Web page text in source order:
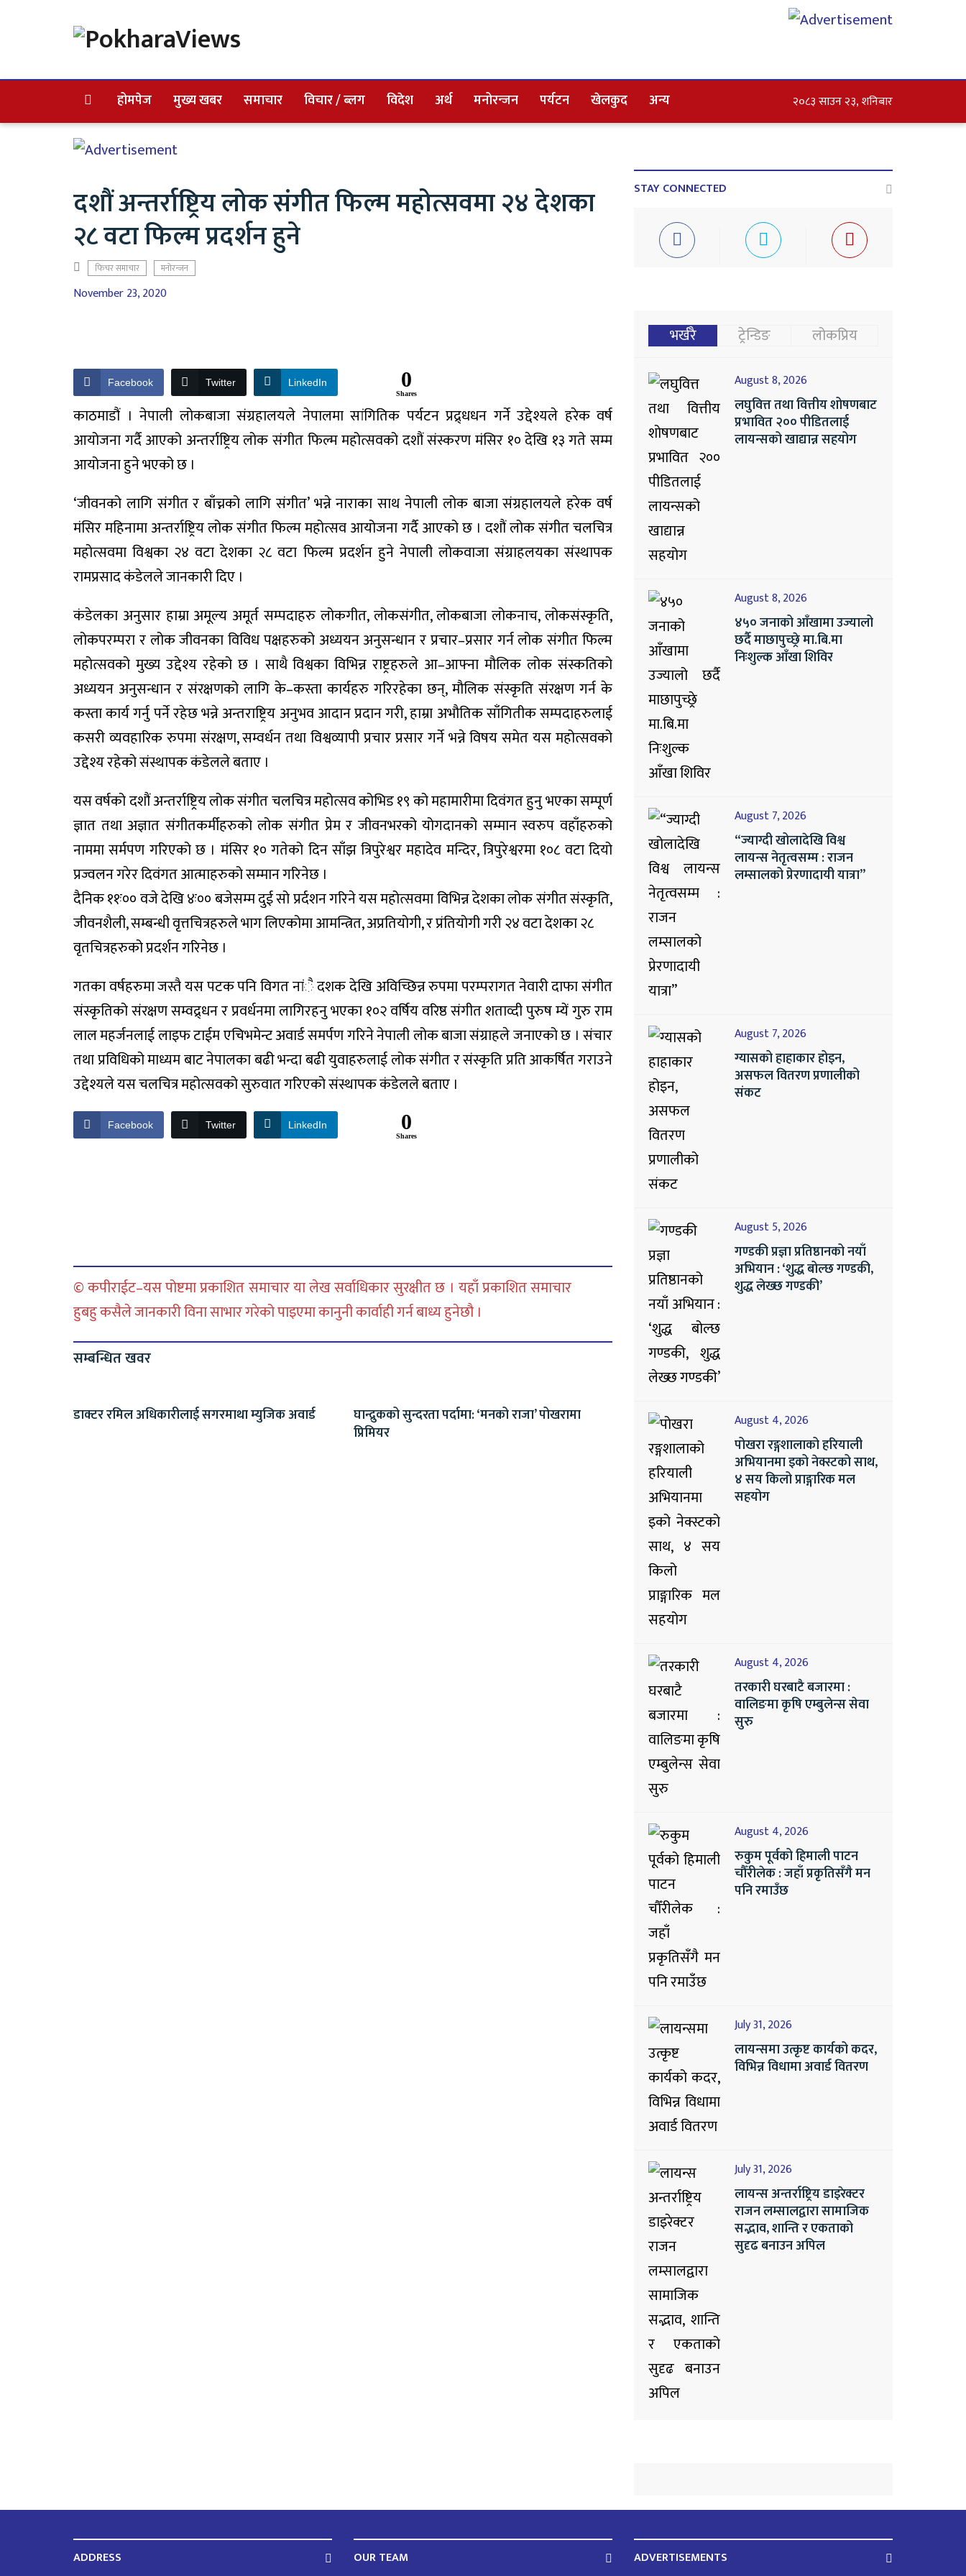
होमपेज मुख्य खबर समाचार विचार / ब्लग विदेश अर्थ मनोरन्जन पर्यटन खेलकुद अन्य २०८३ साउन २३, शनिबार
दशौं अन्तर्राष्ट्रिय लोक संगीत फिल्म महोत्सवमा २४ देशका
२८ वटा फिल्म प्रदर्शन हुने
फिचर समाचार मनोरन्जन
November 23, 2020
Facebook Twitter LinkedIn 0
Shares
काठमाडौं । नेपाली लोकबाजा संग्रहालयले नेपालमा सांगितिक पर्यटन प्रद्र्धधन गर्ने उद्देश्यले हरेक वर्ष
आयोजना गर्दै आएको अन्तर्राष्ट्रिय लोक संगीत फिल्म महोत्सवको दशौं संस्करण मंसिर १० देखि १३ गते सम्म
आयोजना हुने भएको छ ।
‘जीवनको लागि संगीत र बाँच्नको लागि संगीत’ भन्ने नाराका साथ नेपाली लोक बाजा संग्रहालयले हरेक वर्ष
मंसिर महिनामा अन्तर्राष्ट्रिय लोक संगीत फिल्म महोत्सव आयोजना गर्दै आएको छ । दशौं लोक संगीत चलचित्र
महोत्सवमा विश्वका २४ वटा देशका २८ वटा फिल्म प्रदर्शन हुने नेपाली लोकवाजा संग्राहलयका संस्थापक
रामप्रसाद कंडेलले जानकारी दिए ।
कंडेलका अनुसार हाम्रा अमूल्य अमूर्त सम्पदाहरु लोकगीत, लोकसंगीत, लोकबाजा लोकनाच, लोकसंस्कृति,
लोकपरम्परा र लोक जीवनका विविध पक्षहरुको अध्ययन अनुसन्धान र प्रचार–प्रसार गर्न लोक संगीत फिल्म
महोत्सवको मुख्य उद्देश्य रहेको छ । साथै विश्वका विभिन्न राष्ट्रहरुले आ–आफ्ना मौलिक लोक संस्कतिको
अध्ययन अनुसन्धान र संरक्षणको लागि के–कस्ता कार्यहरु गरिरहेका छन्, मौलिक संस्कृति संरक्षण गर्न के
कस्ता कार्य गर्नु पर्ने रहेछ भन्ने अन्तराष्ट्रिय अनुभव आदान प्रदान गरी, हाम्रा अभौतिक साँगितीक सम्पदाहरुलाई
कसरी व्यवहारिक रुपमा संरक्षण, सम्वर्धन तथा विश्वव्यापी प्रचार प्रसार गर्ने भन्ने विषय समेत यस महोत्सवको
उद्देश्य रहेको संस्थापक कंडेलले बताए ।
यस वर्षको दशौं अन्तर्राष्ट्रिय लोक संगीत चलचित्र महोत्सव कोभिड १९ को महामारीमा दिवंगत हुनु भएका सम्पूर्ण
ज्ञात तथा अज्ञात संगीतकर्मीहरुको लोक संगीत प्रेम र जीवनभरको योगदानको सम्मान स्वरुप वहाँहरुको
नाममा सर्मपण गरिएको छ । मंसिर १० गतेको दिन साँझ त्रिपुरेश्वर महादेव मन्दिर, त्रिपुरेश्वरमा १०८ वटा दियो
प्रज्वलन गरेर दिवंगत आत्माहरुको सम्मान गरिनेछ ।
दैनिक ११ः०० वजे देखि ४ः०० बजेसम्म दुई सो प्रर्दशन गरिने यस महोत्सवमा विभिन्न देशका लोक संगीत संस्कृति,
जीवनशैली, सम्बन्धी वृत्तचित्रहरुले भाग लिएकोमा आमन्त्रित, अप्रतियोगी, र प्रंतियोगी गरी २४ वटा देशका २८
वृतचित्रहरुको प्रदर्शन गरिनेछ ।
गतका वर्षहरुमा जस्तै यस पटक पनि विगत नांै दशक देखि अविच्छिन्न रुपमा परम्परागत नेवारी दाफा संगीत
संस्कृतिको संरक्षण सम्वद्र्धन र प्रवर्धनमा लागिरहनु भएका १०२ वर्षिय वरिष्ठ संगीत शताव्दी पुरुष म्यें गुरु राम
लाल महर्जनलाई लाइफ टाईम एचिभमेन्ट अवार्ड समर्पण गरिने नेपाली लोक बाजा संग्राहले जनाएको छ । संचार
तथा प्रविधिको माध्यम बाट नेपालका बढी भन्दा बढी युवाहरुलाई लोक संगीत र संस्कृति प्रति आकर्षित गराउने
उद्देश्यले यस चलचित्र महोत्सवको सुरुवात गरिएको संस्थापक कंडेलले बताए ।
Facebook Twitter LinkedIn 0
Shares
© कपीराईट–यस पोष्टमा प्रकाशित समाचार या लेख सर्वाधिकार सुरक्षीत छ । यहाँ प्रकाशित समाचार
हुबहु कसैले जानकारी विना साभार गरेको पाइएमा कानुनी कार्वाही गर्न बाध्य हुनेछौ ।
सम्बन्धित खवर
डाक्टर रमिल अधिकारीलाई सगरमाथा म्युजिक अवार्ड
घान्द्रुकको सुन्दरता पर्दामा: ‘मनको राजा’ पोखरामा
प्रिमियर
STAY CONNECTED
भर्खरै ट्रेन्डिङ लोकप्रिय
August 8, 2026
लघुवित्त तथा वित्तीय शोषणबाट
प्रभावित २०० पीडितलाई
लायन्सको खाद्यान्न सहयोग
August 8, 2026
४५० जनाको आँखामा उज्यालो
छर्दै माछापुच्छ्रे मा.बि.मा
निःशुल्क आँखा शिविर
August 7, 2026
“ज्याग्दी खोलादेखि विश्व
लायन्स नेतृत्वसम्म : राजन
लम्सालको प्रेरणादायी यात्रा”
August 7, 2026
ग्यासको हाहाकार होइन,
असफल वितरण प्रणालीको
संकट
August 5, 2026
गण्डकी प्रज्ञा प्रतिष्ठानको नयाँ
अभियान : ‘शुद्ध बोल्छ गण्डकी,
शुद्ध लेख्छ गण्डकी’
August 4, 2026
पोखरा रङ्गशालाको हरियाली
अभियानमा इको नेक्स्टको साथ,
४ सय किलो प्राङ्गारिक मल
सहयोग
August 4, 2026
तरकारी घरबाटै बजारमा :
वालिङमा कृषि एम्बुलेन्स सेवा
सुरु
August 4, 2026
रुकुम पूर्वको हिमाली पाटन
चौँरीलेक : जहाँ प्रकृतिसँगै मन
पनि रमाउँछ
July 31, 2026
लायन्समा उत्कृष्ट कार्यको कदर,
विभिन्न विधामा अवार्ड वितरण
July 31, 2026
लायन्स अन्तर्राष्ट्रिय डाइरेक्टर
राजन लम्सालद्वारा सामाजिक
सद्भाव, शान्ति र एकताको
सुदृढ बनाउन अपिल
ADDRESS OUR TEAM ADVERTISEMENTS